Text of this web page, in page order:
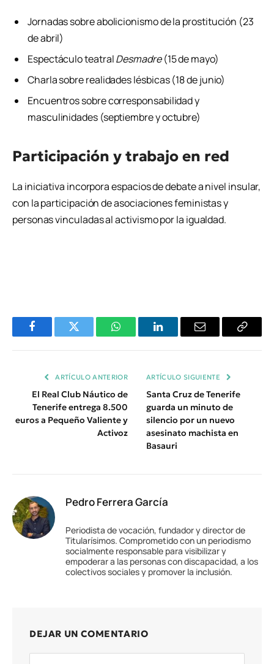
Jornadas sobre abolicionismo de la prostitución (23
de abril)
Espectáculo teatralDesmadre(15 de mayo)
Charla sobre realidades lésbicas (18 de junio)
Encuentros sobre corresponsabilidad y
masculinidades (septiembre y octubre)
Participación y trabajo en red
La iniciativa incorpora espacios de debate a nivel insular,
con la participación de asociaciones feministas y
personas vinculadas al activismo por la igualdad.
FacebookTwitter WhatsAppLinkedInEmail
Copiar
ARTÍCULO ANTERIOR
El Real Club Náutico de
Tenerife entrega 8.500
euros a Pequeño Valiente y
Activoz
ARTÍCULO SIGUIENTE
Santa Cruz de Tenerife
guarda un minuto de
silencio por un nuevo
asesinato machista en
Basauri
Pedro Ferrera García
Periodista de vocación, fundador y director de
Titularísimos. Comprometido con un periodismo
socialmente responsable para visibilizar y
empoderar a las personas con discapacidad, a los
colectivos sociales y promover la inclusión.
DEJAR UN COMENTARIO